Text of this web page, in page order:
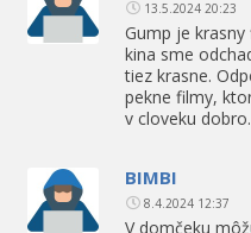
13.5.2024 20:23
Gump je
kina sme
tiez krasne.
pekne filmy,
v cloveku dobro.
BIMBI
8.4.2024 12:37
V domčeku